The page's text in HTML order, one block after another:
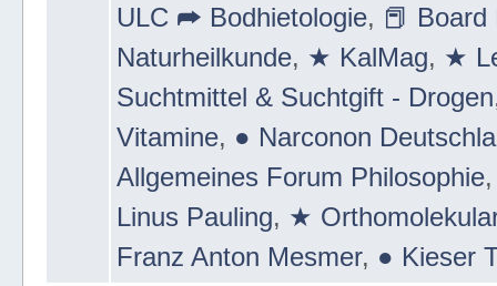
ULC ➦ Bodhietologie, 📕
Naturheilkunde, ★ KalMag, ★
Suchtmittel & Suchtgift - Drogen
Vitamine, ● Narconon
Allgemeines Forum Philosophie
Linus Pauling, ★
Franz Anton Mesmer, ● Kieser